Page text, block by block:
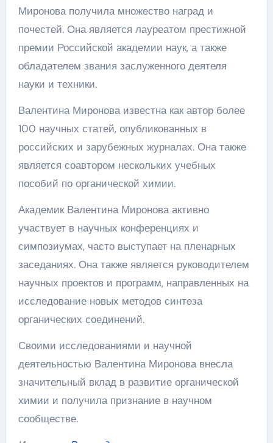
Миронова получила множество наград и
почестей. Она является лауреатом престижной
премии Российской академии наук, а также
обладателем звания заслуженного деятеля
науки и техники.
Валентина Миронова известна как автор более
100 научных статей, опубликованных в
российских и зарубежных журналах. Она также
является соавтором нескольких учебных
пособий по органической химии.
Академик Валентина Миронова активно
участвует в научных конференциях и
симпозиумах, часто выступает на пленарных
заседаниях. Она также является руководителем
научных проектов и программ, направленных на
исследование новых методов синтеза
органических соединений.
Своими исследованиями и научной
деятельностью Валентина Миронова внесла
значительный вклад в развитие органической
химии и получила признание в научном
сообществе.